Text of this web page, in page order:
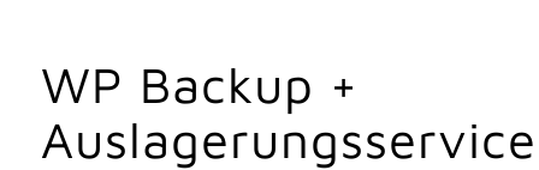
WP Backup +
Auslagerungsservice